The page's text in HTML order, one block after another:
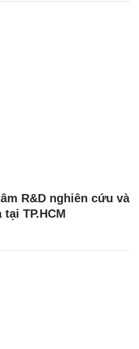
R&D nghiên cứu và
TP.HCM